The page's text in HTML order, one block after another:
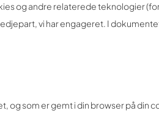
og andre relaterede teknologier
vi har engageret. I
og som er gemt i din browser på din